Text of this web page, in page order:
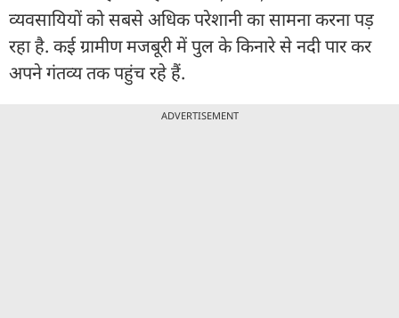
व्यवसायियों को सबसे अधिक परेशानी का सामना करना पड़
रहा है. कई ग्रामीण मजबूरी में पुल के किनारे से नदी पार कर
अपने गंतव्य तक पहुंच रहे हैं.
ADVERTISEMENT